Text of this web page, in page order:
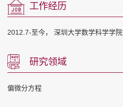
工作经历
2012.7-至今， 深圳大学数学科学学院
研究领域
偏微分方程